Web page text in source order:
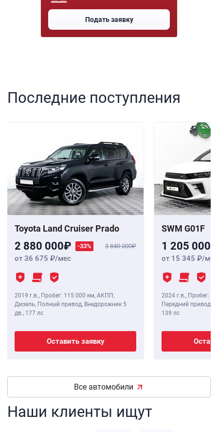
Подать заявку
Последние поступления
Toyota Land Cruiser Prado
2 880 000 -33% 3 840 000
от 36 675 /мес
2019 г.в., Пробег: 115 000 км, АКПП,
Дизель, Полный привод, Внедорожник 5
дв., 177 лс
Оставить заявку
SWM G01F
1 205 000
от 15 345 /мес
2024 г.в., Пробег: 8
Передний привод,
139 лс
Все автомобили
Наши клиенты ищут